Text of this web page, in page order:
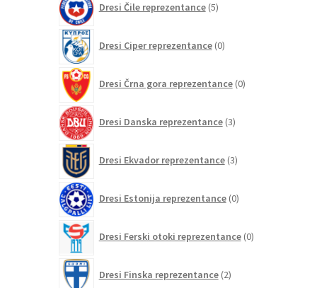
Dresi Čile reprezentance 5izdelkov
Dresi Ciper reprezentance 0izdelkov
Dresi Črna gora reprezentance 0izdelkov
Dresi Danska reprezentance 3izdelki
Dresi Ekvador reprezentance 3izdelki
Dresi Estonija reprezentance 0izdelkov
Dresi Ferski otoki reprezentance 0izdelkov
Dresi Finska reprezentance 2izdelka